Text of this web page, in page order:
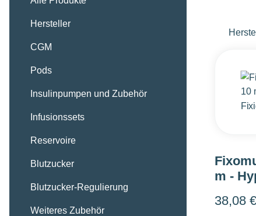
Hersteller
CGM
Pods
Insulinpumpen und Zubehör
Infusionssets
Reservoire
Blutzucker
Blutzucker-Regulierung
Weiteres Zubehör
m -
38,08